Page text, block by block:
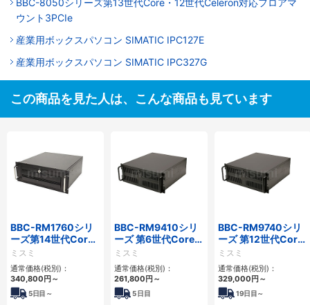
ウント3PCIe
産業用ボックスパソコン SIMATIC IPC127E
産業用ボックスパソコン SIMATIC IPC327G
この商品を見た人は、こんな商品も見ています
BBC-RM1760シリ
ーズ第14世代Core
対応ラックマウント
3PCIe
ミスミ
通常価格(税別)：
340,800円～
5日目～
BBC-RM9410シリ
ーズ 第6世代Core対
応ラックマウント
FAPC 3PCI・3PCIe
ミスミ
通常価格(税別)：
261,800円～
5日目
BBC-RM9740シリ
ーズ 第12世代Core
対応ラックマウント
FAPC4PCI・3PCIe
ミスミ
通常価格(税別)：
329,000円～
19日目～